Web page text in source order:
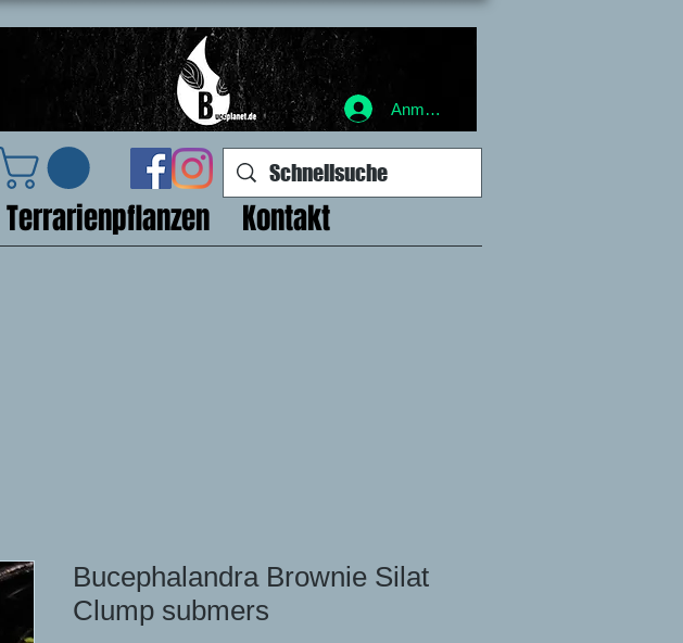
Anmelden
Terrarienpflanzen Kontakt
Bucephalandra Brownie Silat
Clump submers